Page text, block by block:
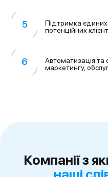
Підтримка єдиних
потенційних
Автоматизація та
маркетингу,
Компанії з